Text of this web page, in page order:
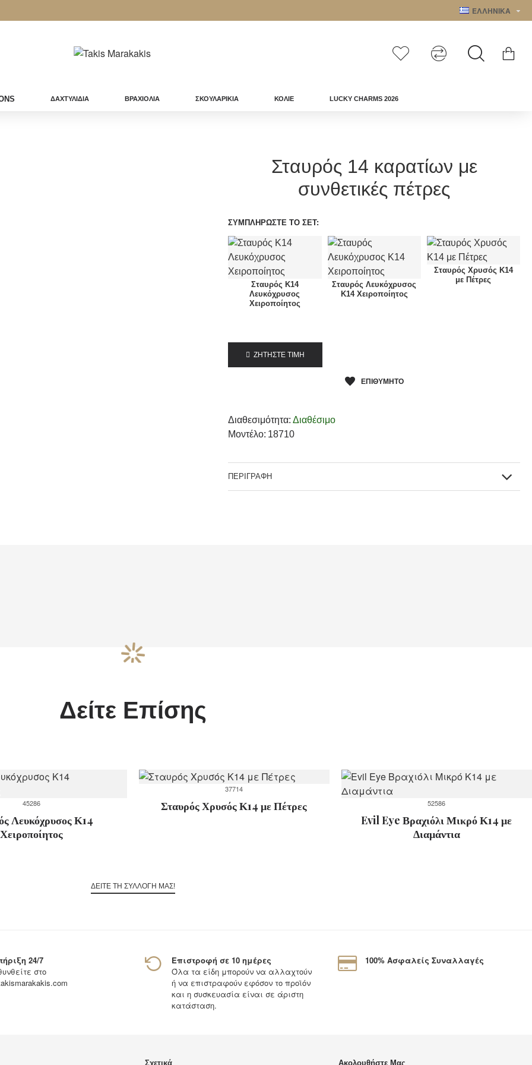
ΕΛΛΗΝΙΚΑ
Search
ΔΑΧΤΥΛΙΔΙΑ ΒΡΑΧΙΟΛΙΑ ΣΚΟΥΛΑΡΙΚΙΑ ΚΟΛΙΕ LUCKY CHARMS 2026
Σταυρός 14 καρατίων με
συνθετικές πέτρες
Διαθεσιμότητα: Διαθέσιμο
Μοντέλο: 18710
ΖΗΤΗΣΤΕ ΤΙΜΗ
ΕΠΙΘΥΜΗΤΟ
ΠΕΡΙΓΡΑΦΗ
ΣΥΜΠΛΗΡΩΣΤΕ ΤΟ ΣΕΤ:
Σταυρός Κ14
Λευκόχρυσος
Χειροποίητος
Σταυρός Λευκόχρυσος
Κ14 Χειροποίητος
Σταυρός Χρυσός Κ14
με Πέτρες
Δείτε Επίσης
45286
Λευκόχρυσος Κ14
Χειροποίητος
37714
Σταυρός Χρυσός Κ14 με Πέτρες 52586
Evil Eye Βραχιόλι Μικρό Κ14 με
Διαμάντια
ΔΕΙΤΕ ΤΗ ΣΥΛΛΟΓΗ ΜΑΣ!
24/7
στο
Επιστροφή σε 10 ημέρες
Όλα τα είδη μπορούν να αλλαχτούν
ή να επιστραφούν εφόσον το προϊόν
και η συσκευασία είναι σε άριστη
κατάσταση.
100% Ασφαλείς Συναλλαγές
Σχετικά Ακολουθήστε Μας